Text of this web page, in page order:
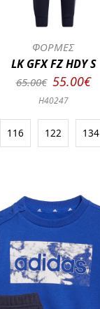
ΦΟΡΜΕΣ
LK GFX FZ HDY S
65.00€ 55.00€
H40247
116 122 134